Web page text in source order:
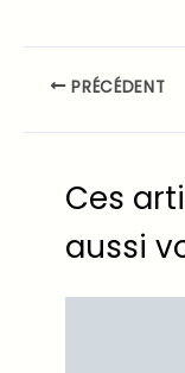
PRÉCÉDENT
Ces
aussi